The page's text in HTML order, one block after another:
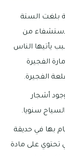
في عام 1985 بتكلفة بلغت الستة
من
يأتيها الناس
الفجيرة
أشجار
سنويا.
بها في حديقة
تحتوي على مادة